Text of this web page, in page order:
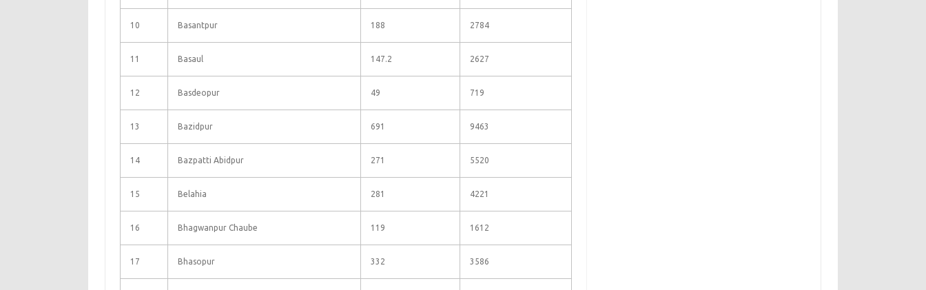
10 Basantpur 188 2784
11 Basaul 147.2 2627
12 Basdeopur 49 719
13 Bazidpur 691 9463
14 Bazpatti Abidpur 271 5520
15 Belahia 281 4221
16 Bhagwanpur Chaube 119 1612
17 Bhasopur 332 3586